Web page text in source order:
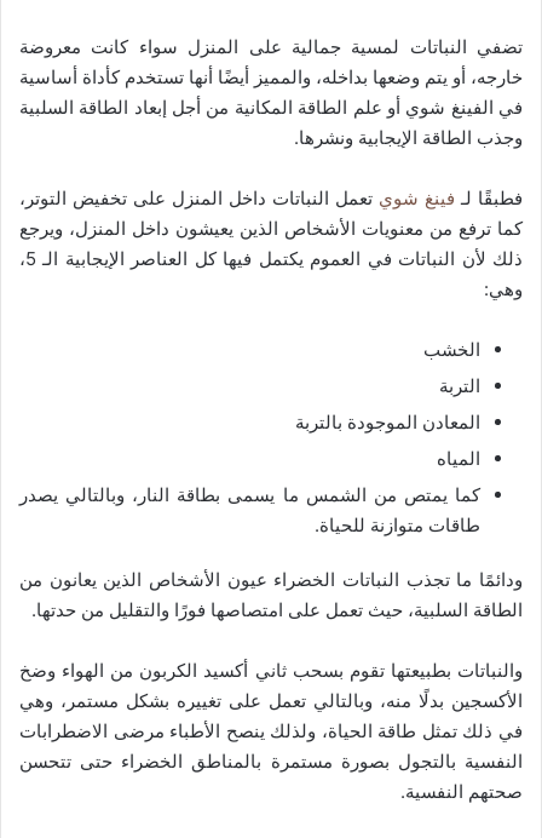
تضفي النباتات لمسية جمالية على المنزل سواء كانت معروضة
خارجه، أو يتم وضعها بداخله، والمميز أيضًا أنها تستخدم كأداة أساسية
في الفينغ شوي أو علم الطاقة المكانية من أجل إبعاد الطاقة السلبية
وجذب الطاقة الإيجابية ونشرها.
فطبقًا لـ فينغ شوي تعمل النباتات داخل المنزل على تخفيض التوتر،
كما ترفع من معنويات الأشخاص الذين يعيشون داخل المنزل، ويرجع
ذلك لأن النباتات في العموم يكتمل فيها كل العناصر الإيجابية الـ 5،
وهي:
الخشب
التربة
المعادن الموجودة بالتربة
المياه
كما يمتص من الشمس ما يسمى بطاقة النار، وبالتالي يصدر
طاقات متوازنة للحياة.
ودائمًا ما تجذب النباتات الخضراء عيون الأشخاص الذين يعانون من
الطاقة السلبية، حيث تعمل على امتصاصها فورًا والتقليل من حدتها.
والنباتات بطبيعتها تقوم بسحب ثاني أكسيد الكربون من الهواء وضخ
الأكسجين بدلًا منه، وبالتالي تعمل على تغييره بشكل مستمر، وهي
في ذلك تمثل طاقة الحياة، ولذلك ينصح الأطباء مرضى الاضطرابات
النفسية بالتجول بصورة مستمرة بالمناطق الخضراء حتى تتحسن
صحتهم النفسية.